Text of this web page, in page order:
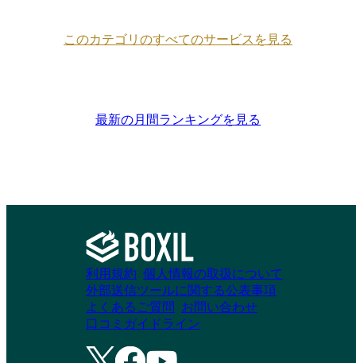
このカテゴリのすべてのサービスを見る
最新の月間ランキングを見る
利用規約 個人情報の取扱について
外部送信ツールに関する公表事項
よくあるご質問
お問い合わせ
口コミガイドライン